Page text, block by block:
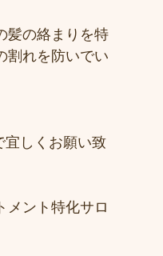
髪の絡まりを特
割れを防いでい
宜しくお願い致
メント特化サロ